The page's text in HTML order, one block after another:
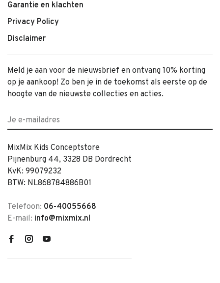
Garantie en klachten
Privacy Policy
Disclaimer
Meld je aan voor de nieuwsbrief en ontvang 10% korting
op je aankoop! Zo ben je in de toekomst als eerste op de
hoogte van de nieuwste collecties en acties.
MixMix Kids Conceptstore
Pijnenburg 44, 3328 DB Dordrecht
KvK: 99079232
BTW: NL868784886B01
Telefoon: 06-40055668
E-mail: info@mixmix.nl